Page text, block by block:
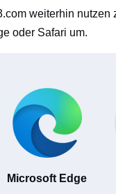
weiterhin nutzen
oder Safari um.
Microsoft Edge